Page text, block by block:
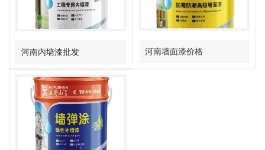
河南内墙漆批发 河南墙面漆价格